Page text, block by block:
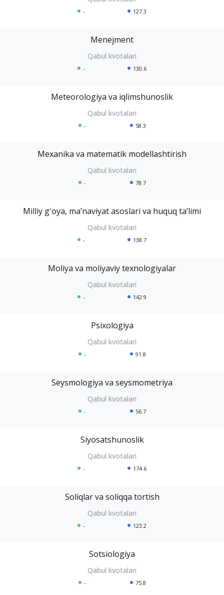
- 127.3
Menejment
- 130.6
Meteorologiya va iqlimshunoslik
- 58.3
Mexanika va matematik modellashtirish
- 78.7
Milliy gʻoya, maʼnaviyat asoslari va huquq taʼlimi
- 138.7
Moliya va moliyaviy texnologiyalar
- 142.9
Psixologiya
- 91.8
Seysmologiya va seysmometriya
- 56.7
Siyosatshunoslik
- 174.6
Soliqlar va soliqqa tortish
- 123.2
Sotsiologiya
- 75.8